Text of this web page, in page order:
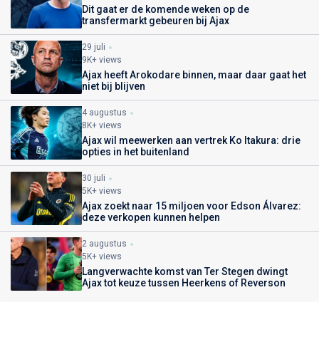
Dit gaat er de komende weken op de
transfermarkt gebeuren bij Ajax
29 juli
9K+ views
Ajax heeft Arokodare binnen, maar daar gaat het
niet bij blijven
4 augustus
8K+ views
Ajax wil meewerken aan vertrek Ko Itakura: drie
opties in het buitenland
30 juli
5K+ views
Ajax zoekt naar 15 miljoen voor Edson Álvarez:
deze verkopen kunnen helpen
2 augustus
5K+ views
Langverwachte komst van Ter Stegen dwingt
Ajax tot keuze tussen Heerkens of Reverson